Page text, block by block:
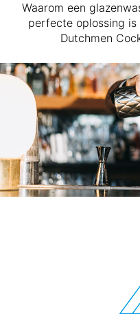
Waarom een
perfecte oplossing
Dutchmen